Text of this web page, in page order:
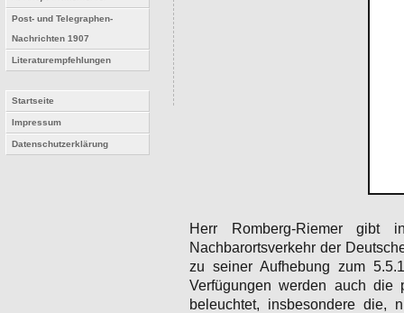
Herr Romberg-Riemer gibt
Nachbarortsverkehr der
zu seiner Aufhebung zum
Verfügungen werden auch die
beleuchtet, insbesondere die,
Post- und Telegraphen-
Nachrichten 1907
Literaturempfehlungen
Startseite
Impressum
Datenschutzerklärung